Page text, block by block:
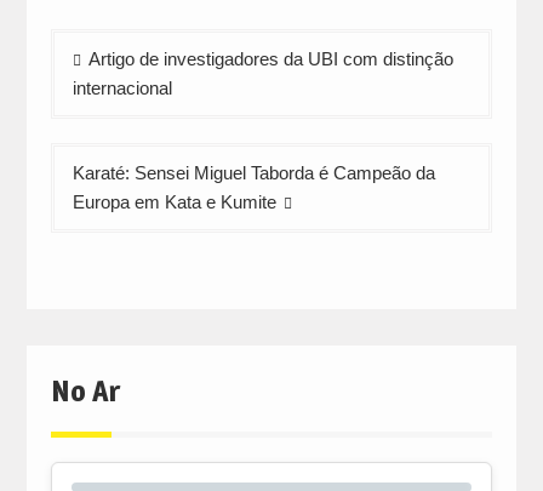
Navegação
de
Artigo de investigadores da UBI com distinção
internacional
Karaté: Sensei Miguel Taborda é Campeão da
Europa em Kata e Kumite
No Ar